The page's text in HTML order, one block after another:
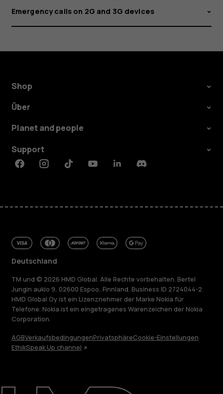
Reparieren, wiederverwenden, recyceln
Emergency calls on 2G and 3G devices
Shop
Über
Planet and people
Support
FacebookInstagramTiktokYoutubeLinkedinDiscord
Deutschland
TM und © 2026 HMD Global. Alle Rechte vorbehalten. Bertel
Jungin aukio 9, 02600 Espoo, Finnland. Business ID 2724044-2.
HMD Global Oy ist ein Lizenznehmer der Marke Nokia für
Telefone. Nokia ist ein eingetragenes Warenzeichen der Nokia
Corporation.
AGBVerkaufsbedingungenPrivatsphäreCookie-Einstellungen
EthikSpeak Up channel